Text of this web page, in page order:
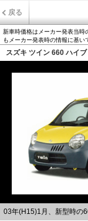
戻る
新車時価格はメーカー発表当時
もメーカー発表時の情報に基い
スズキ ツイン 660 ハイ
03年(H15)1月、新型時の